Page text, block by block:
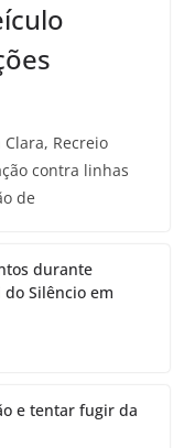
Recreio
contra linhas
de
durante
Silêncio em
e tentar fugir da